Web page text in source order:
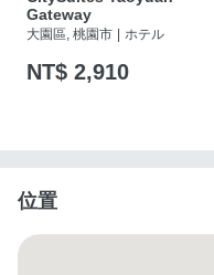
Gateway
大園區, 桃園市 | ホテル
NT$ 2,910
位置